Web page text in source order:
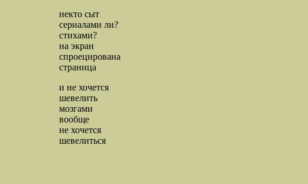
некто сыт
сериалами ли?
стихами?
на экран
спроецирована
страница
и не хочется
шевелить
мозгами
вообще
не хочется
шевелиться